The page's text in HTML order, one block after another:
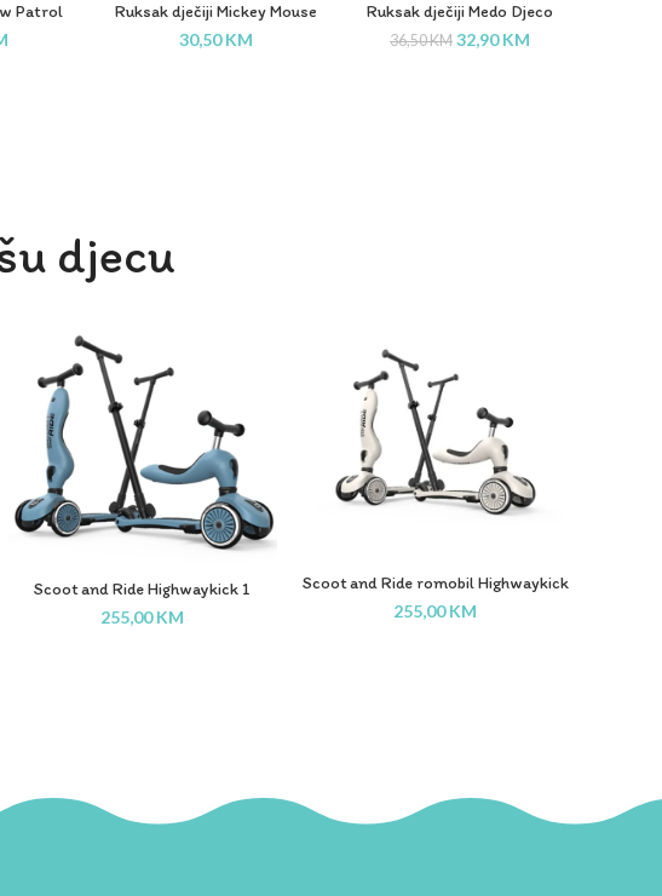
Patrol
Ruksak dječiji Mickey Mouse
Vadobag
30,50KM
Ruksak dječiji Medo Djeco
36,50KM 32,90KM
djecu
Scoot and Ride Highwaykick 1
Push&Go Steel
255,00KM
Scoot and Ride romobil Highwaykick
1 Push&Go Ash
255,00KM